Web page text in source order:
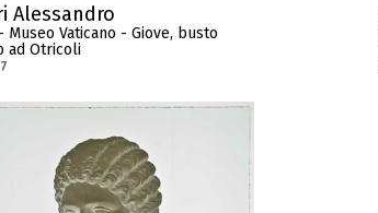
Alessandro
Museo Vaticano - Giove, busto
ad Otricoli